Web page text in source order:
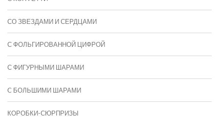
СО ЗВЕЗДАМИ И СЕРДЦАМИ
С ФОЛЬГИРОВАННОЙ ЦИФРОЙ
С ФИГУРНЫМИ ШАРАМИ
C БОЛЬШИМИ ШАРАМИ
КОРОБКИ-СЮРПРИЗЫ